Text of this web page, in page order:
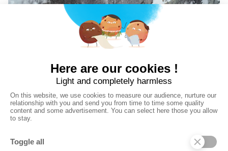
… et lente progression